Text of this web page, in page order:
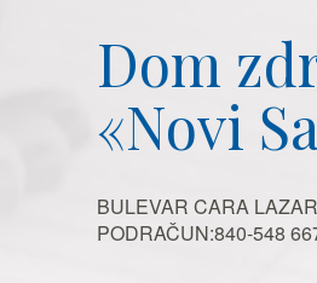
Dom
«Novi
BULEVAR CARA
PODRAČUN:840-548